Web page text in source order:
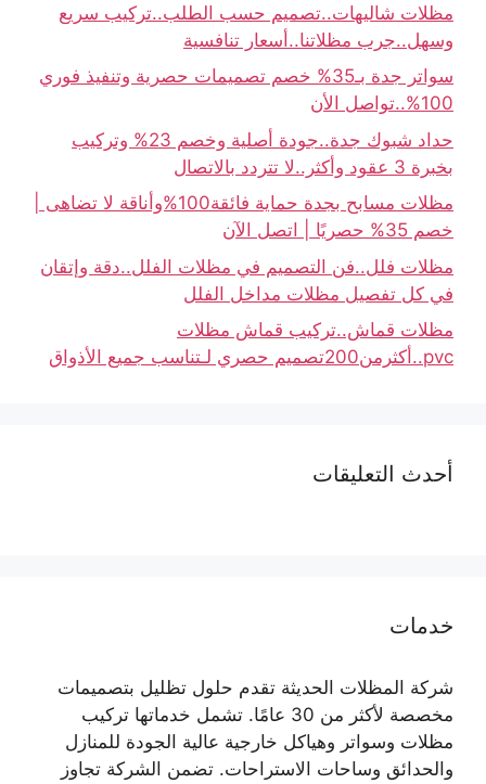
مظلات شاليهات..تصميم حسب الطلب..تركيب سريع
وسهل..جرب مظلاتنا..أسعار تنافسية
سواتر جدة بـ35% خصم تصميمات حصرية وتنفيذ فوري
100%..تواصل الأن
حداد شبوك جدة..جودة أصلية وخصم 23% وتركيب
بخبرة 3 عقود وأكثر..لا تتردد بالاتصال
مظلات مسابح بجدة حماية فائقة100%وأناقة لا تضاهى |
خصم 35% حصريًا | اتصل الآن
مظلات فلل..فن التصميم في مظلات الفلل..دقة وإتقان
في كل تفصيل مظلات مداخل الفلل
مظلات قماش..تركيب قماش مظلات
pvc..أكثرمن200تصميم حصري لـتناسب جميع الأذواق
أحدث التعليقات
خدمات
شركة المظلات الحديثة تقدم حلول تظليل بتصميمات
مخصصة لأكثر من 30 عامًا. تشمل خدماتها تركيب
مظلات وسواتر وهياكل خارجية عالية الجودة للمنازل
والحدائق وساحات الاستراحات. تضمن الشركة تجاوز